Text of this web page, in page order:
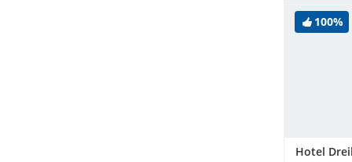
100%
Hotel